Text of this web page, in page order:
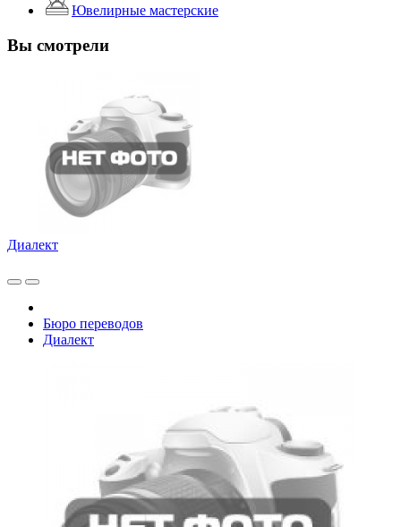
Ювелирные мастерские
Вы смотрели
Диалект
Бюро переводов
Диалект